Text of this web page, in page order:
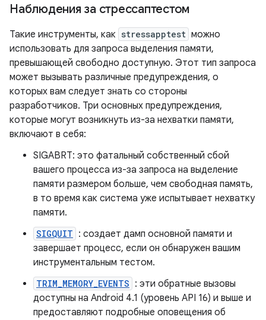
Наблюдения за стрессаптестом
Такие инструменты, как stressapptest можно
использовать для запроса выделения памяти,
превышающей свободно доступную. Этот тип запроса
может вызывать различные предупреждения, о
которых вам следует знать со стороны
разработчиков. Три основных предупреждения,
которые могут возникнуть из-за нехватки памяти,
включают в себя:
SIGABRT: это фатальный собственный сбой
вашего процесса из-за запроса на выделение
памяти размером больше, чем свободная память,
в то время как система уже испытывает нехватку
памяти.
SIGQUIT : создает дамп основной памяти и
завершает процесс, если он обнаружен вашим
инструментальным тестом.
TRIM_MEMORY_EVENTS : эти обратные вызовы
доступны на Android 4.1 (уровень API 16) и выше и
предоставляют подробные оповещения об